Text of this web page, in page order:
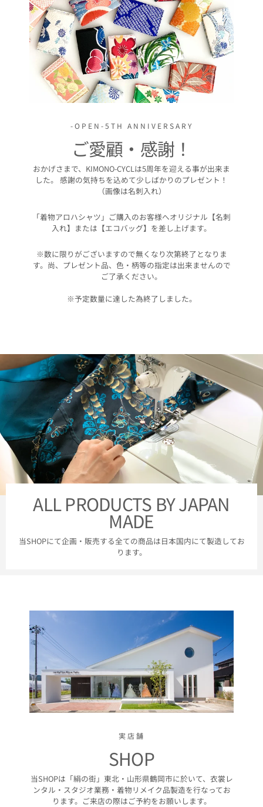
-OPEN-5TH ANNIVERSARY
ご愛顧・感謝！
おかげさまで、KIMONO-CYCLは5周年を迎える事が出来ま
した。 感謝の気持ちを込めて少しばかりのプレゼント！
（画像は名刺入れ）
「着物アロハシャツ」ご購入のお客様へオリジナル【名刺
入れ】または【エコバッグ】を差し上げます。
※数に限りがございますので無くなり次第終了となりま
す。尚、プレゼント品、色・柄等の指定は出来ませんので
ご了承ください。
※予定数量に達した為終了しました。
ALL PRODUCTS BY JAPAN
MADE
当SHOPにて企画・販売する全ての商品は日本国内にて製造してお
ります。
実店舗
SHOP
当SHOPは「絹の街」東北・山形県鶴岡市に於いて、衣裳レ
ンタル・スタジオ業務・着物リメイク品製造を行なってお
ります。ご来店の際はご予約をお願いします。